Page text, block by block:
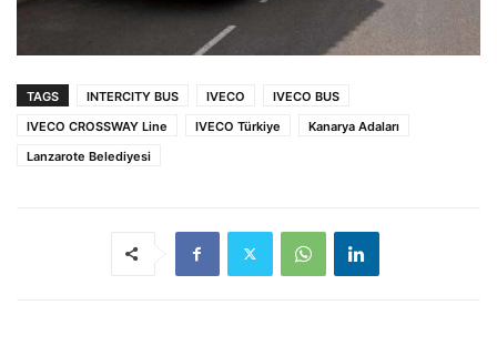
TAGS INTERCITY BUS IVECO
IVECO BUS
IVECO CROSSWAY Line
IVECO Türkiye
Kanarya Adaları
Lanzarote Belediyesi